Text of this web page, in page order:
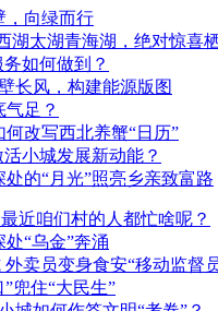
，向绿而行
湖太湖青海湖，绝对惊喜
如何做到？
长风，构建能源版图
足？
改写西北养蟹“日历”
小城发展新动能？
的“月光”照亮乡亲致富路
近咱们村的人都忙啥呢？
“乌金”奔涌
卖员变身食安“移动监督
兜住“大民生”